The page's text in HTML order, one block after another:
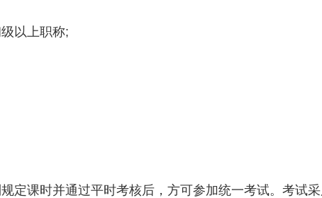
以上职称;
定课时并通过平时考核后，方可参加统一考试。考试